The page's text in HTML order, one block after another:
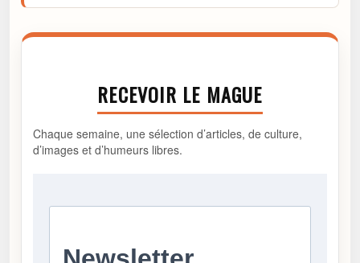
RECEVOIR LE MAGUE
Chaque semaine, une sélection d’articles, de culture,
d’images et d’humeurs libres.